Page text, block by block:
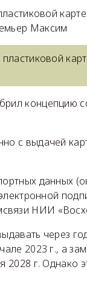
Максим
концепцию
с выдачей
данных
НИИ
через
2023 г., а
2028 г. Однако